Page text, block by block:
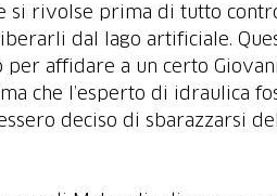
si rivolse prima di tutto
dal lago artificiale.
affidare a un certo
che l’esperto di idraulica
deciso di sbarazzarsi